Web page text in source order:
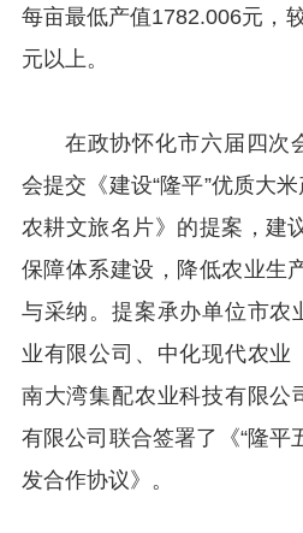
每亩最低产值1782.006元，
元以上。
在政协怀化市六届四次
会提交《建设“隆平”优质大
农耕文旅名片》的提案，建
保障体系建设，降低农业生
与采纳。提案承办单位市农
业有限公司、中化现代农业
南大湾集配农业科技有限公
有限公司联合签署了《“隆平
发合作协议》。